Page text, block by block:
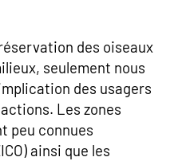
des oiseaux
seulement nous
des usagers
Les zones
peu connues
ainsi que les